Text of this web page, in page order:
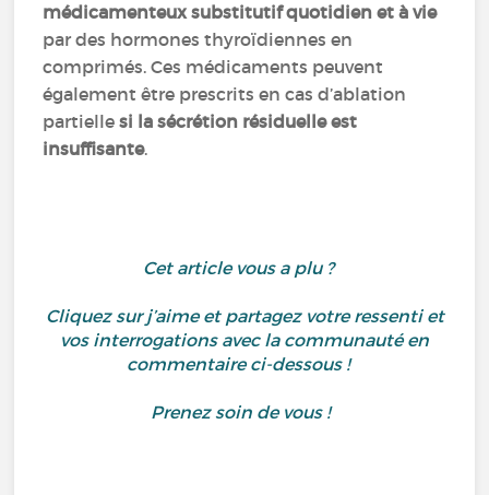
médicamenteux substitutif quotidien et à vie
par des hormones thyroïdiennes en
comprimés. Ces médicaments peuvent
également être prescrits en cas d’ablation
partiellesi la sécrétion résiduelle est
insuffisante.
Cet article vous a plu ?
Cliquez sur j’aime et partagez votre ressenti et
vos interrogations avec la communauté en
commentaire ci-dessous !
Prenez soin de vous !